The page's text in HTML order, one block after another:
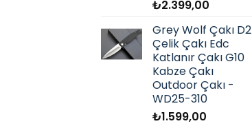
₺2.399,00
Grey Wolf Çakı D2
Çelik Çakı Edc
Katlanır Çakı G10
Kabze Çakı
Outdoor Çakı -
WD25-310
₺1.599,00